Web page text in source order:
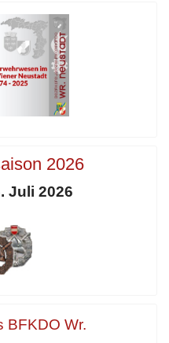
2026
Juli 2026
BFKDO Wr.